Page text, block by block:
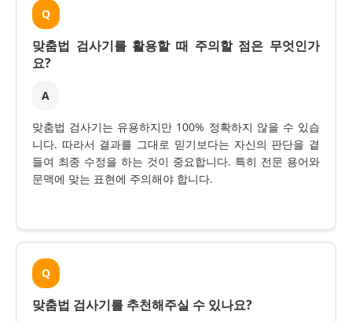
Q
맞춤법 검사기를 활용할 때 주의할 점은 무엇인가
요?
A
맞춤법 검사기는 유용하지만 100% 정확하지 않을 수 있습
니다. 따라서 결과를 그대로 믿기보다는 자신의 판단을 곁
들여 최종 수정을 하는 것이 중요합니다. 특히 전문 용어와
문맥에 맞는 표현에 주의해야 합니다.
Q
맞춤법 검사기를 추천해주실 수 있나요?